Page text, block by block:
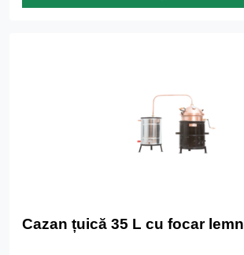
Cazan țuică 35 L cu focar lemn